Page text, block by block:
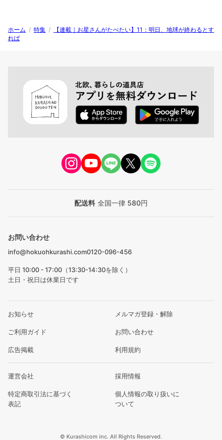
ホーム / 特集 /
【連載｜お星さんがたべたい】11：明日、地球が終わるとす
れば
配送料 全国一律 580円
お問い合わせ
info@hokuohkurashi.com0120-096-456
平日 10:00 - 17:00（13:30-14:30を除く）
土日・祝日は休業日です
お知らせ メルマガ登録・解除
ご利用ガイド お問い合わせ
広告掲載 利用規約
運営会社 採用情報
特定商取引法に基づく
表記
個人情報の取り扱いに
ついて
© Kurashicom inc. All Rights Reserved.